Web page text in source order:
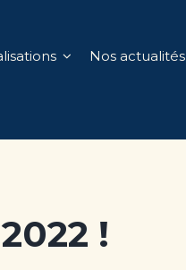
Nos actualités
!